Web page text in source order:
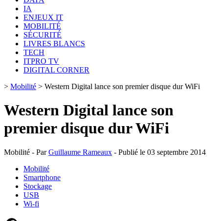
IA
ENJEUX IT
MOBILITÉ
SÉCURITÉ
LIVRES BLANCS
TECH
ITPRO TV
DIGITAL CORNER
> Mobilité > Western Digital lance son premier disque dur WiFi
Western Digital lance son
premier disque dur WiFi
Mobilité - ParGuillaume Rameaux - Publié le 03 septembre 2014
Mobilité
Smartphone
Stockage
USB
Wi-fi